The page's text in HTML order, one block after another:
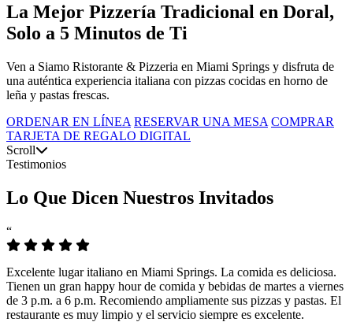
La Mejor Pizzería Tradicional en Doral,
Solo a 5 Minutos de Ti
Ven a Siamo Ristorante & Pizzeria en Miami Springs y disfruta de
una auténtica experiencia italiana con pizzas cocidas en horno de
leña y pastas frescas.
ORDENAR EN LÍNEA RESERVAR UNA MESA COMPRAR
TARJETA DE REGALO DIGITAL
Scroll
Testimonios
Lo Que Dicen Nuestros Invitados
“
Excelente lugar italiano en Miami Springs. La comida es deliciosa.
Tienen un gran happy hour de comida y bebidas de martes a viernes
de 3 p.m. a 6 p.m. Recomiendo ampliamente sus pizzas y pastas. El
restaurante es muy limpio y el servicio siempre es excelente.